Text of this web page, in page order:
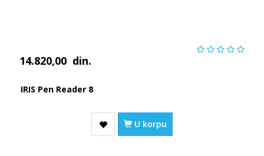
14.820,00 din.
IRIS Pen Reader 8
U korpu